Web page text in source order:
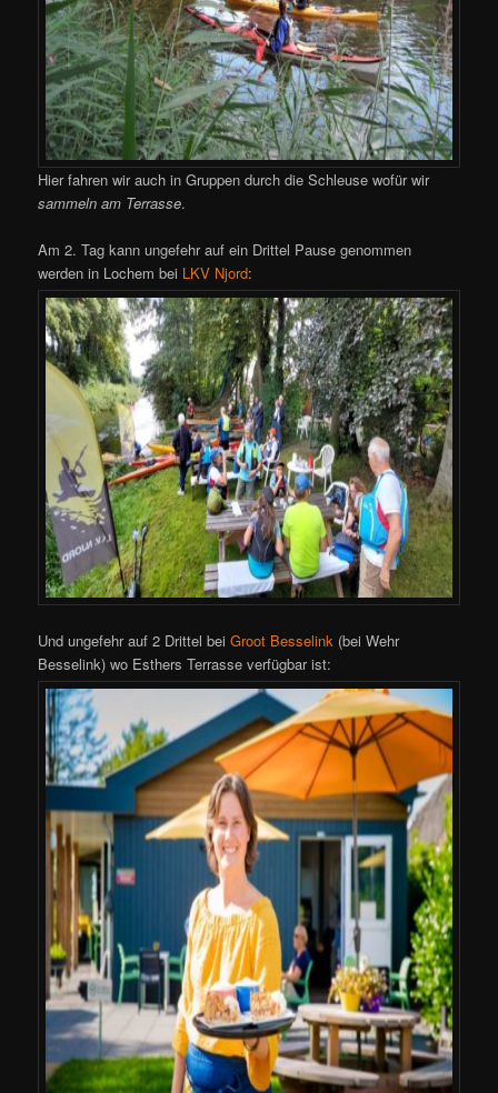
Hier fahren wir auch in Gruppen durch die Schleuse wofür wir
sammeln am Terrasse.
Am 2. Tag kann ungefehr auf ein Drittel Pause genommen
werden in Lochem bei LKV Njord:
Und ungefehr auf 2 Drittel beiGroot Besselink (bei Wehr
Besselink) wo Esthers Terrasse verfügbar ist: